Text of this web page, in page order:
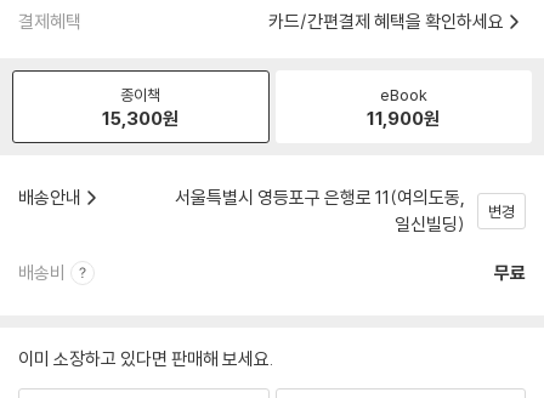
결제혜택 카드/간편결제 혜택을 확인하세요
종이책
15,300원
eBook
11,900원
배송안내
서울특별시 영등포구 은행로 11(여의도동,
일신빌딩)
변경
배송비 무료
이미 소장하고 있다면 판매해 보세요.